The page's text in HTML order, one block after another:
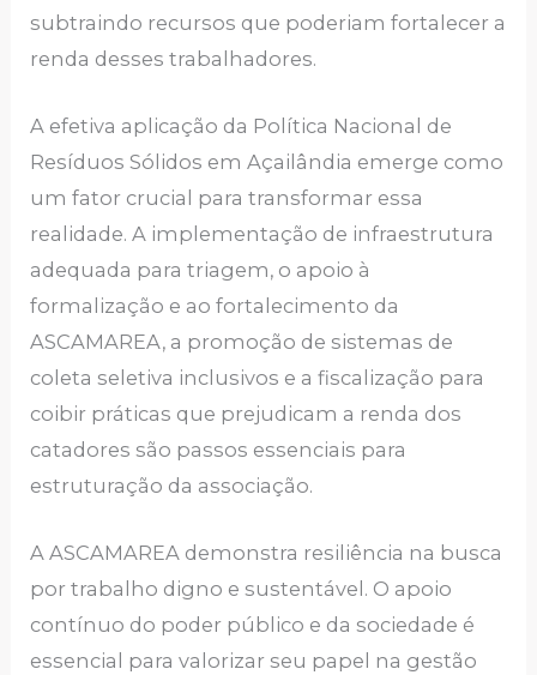
subtraindo recursos que poderiam fortalecer a
renda desses trabalhadores.
A efetiva aplicação da Política Nacional de
Resíduos Sólidos em Açailândia emerge como
um fator crucial para transformar essa
realidade. A implementação de infraestrutura
adequada para triagem, o apoio à
formalização e ao fortalecimento da
ASCAMAREA, a promoção de sistemas de
coleta seletiva inclusivos e a fiscalização para
coibir práticas que prejudicam a renda dos
catadores são passos essenciais para
estruturação da associação.
A ASCAMAREA demonstra resiliência na busca
por trabalho digno e sustentável. O apoio
contínuo do poder público e da sociedade é
essencial para valorizar seu papel na gestão